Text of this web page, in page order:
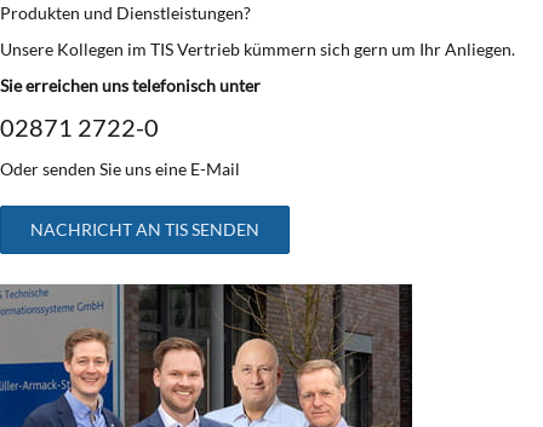
Produkten und Dienstleistungen?
Unsere Kollegen im TIS Vertrieb kümmern sich gern um Ihr Anliegen.
Sie erreichen uns telefonisch unter
02871 2722-0
Oder senden Sie uns eine E-Mail
NACHRICHT AN TIS SENDEN